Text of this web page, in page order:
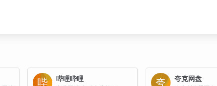
哔哩哔哩 夸克网盘